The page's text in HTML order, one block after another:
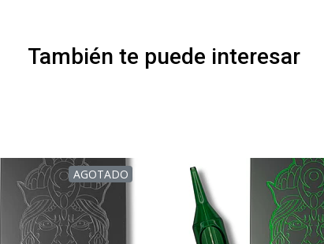
También te puede interesar
AGOTADO